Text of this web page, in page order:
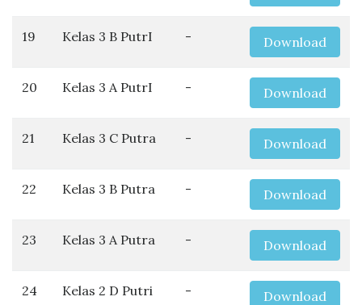
19 Kelas 3 B PutrI - Download
20 Kelas 3 A PutrI - Download
21 Kelas 3 C Putra - Download
22 Kelas 3 B Putra - Download
23 Kelas 3 A Putra - Download
24 Kelas 2 D Putri - Download